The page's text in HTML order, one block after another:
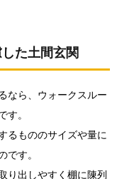
た土間玄関
なら、ウォークスルー
す。
るもののサイズや量に
です。
り出しやすく棚に陳列